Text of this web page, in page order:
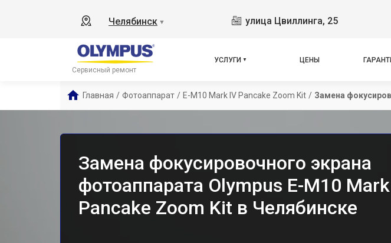
Челябинск ▼ улица Цвиллинга, 25
Сервисный ремонт
УСЛУГИ ЦЕНЫ
Главная / Фотоаппарат / E-M10 Mark IV Pancake Zoom Kit / Замена
Замена фокусировочного экрана
фотоаппарата Olympus E-M10
Pancake Zoom Kit в Челябинске